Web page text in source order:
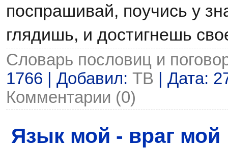
поспрашивай, поучись у
глядишь, и достигнешь
Словарь пословиц и
1766 | Добавил: ТВ | Дата:
Комментарии (0)
Язык мой - враг мой